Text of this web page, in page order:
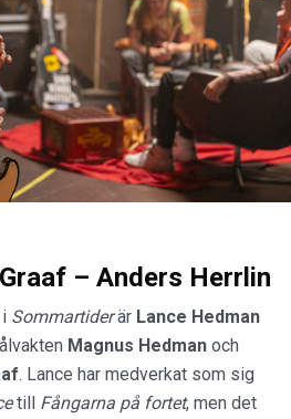
– Anders Herrlin
Sommartiderär Lance Hedman
Magnus Hedman och
. Lance har medverkat som sig
till Fångarna på fortet, men det